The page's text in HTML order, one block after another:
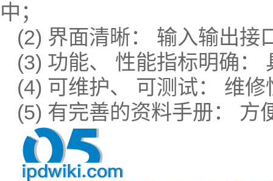
中；
(2) 界面清晰： 输入输出接
(3) 功能、 性能指标明确：
(4) 可维护、 可测试： 维
(5) 有完善的资料手册： 方